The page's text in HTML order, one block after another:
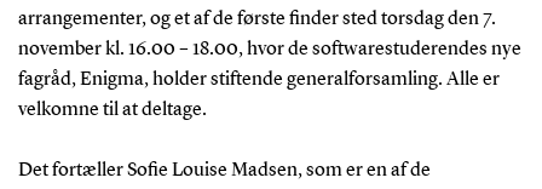
arrangementer, og et af de første finder sted torsdag den 7.
november kl. 16.00 – 18.00, hvor de softwarestuderendes nye
fagråd, Enigma, holder stiftende generalforsamling. Alle er
velkomne til at deltage.
Det fortæller Sofie Louise Madsen, som er en af de